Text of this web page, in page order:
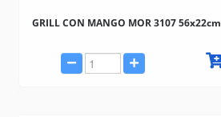
GRILL CON MANGO MOR 3107 56x22cm